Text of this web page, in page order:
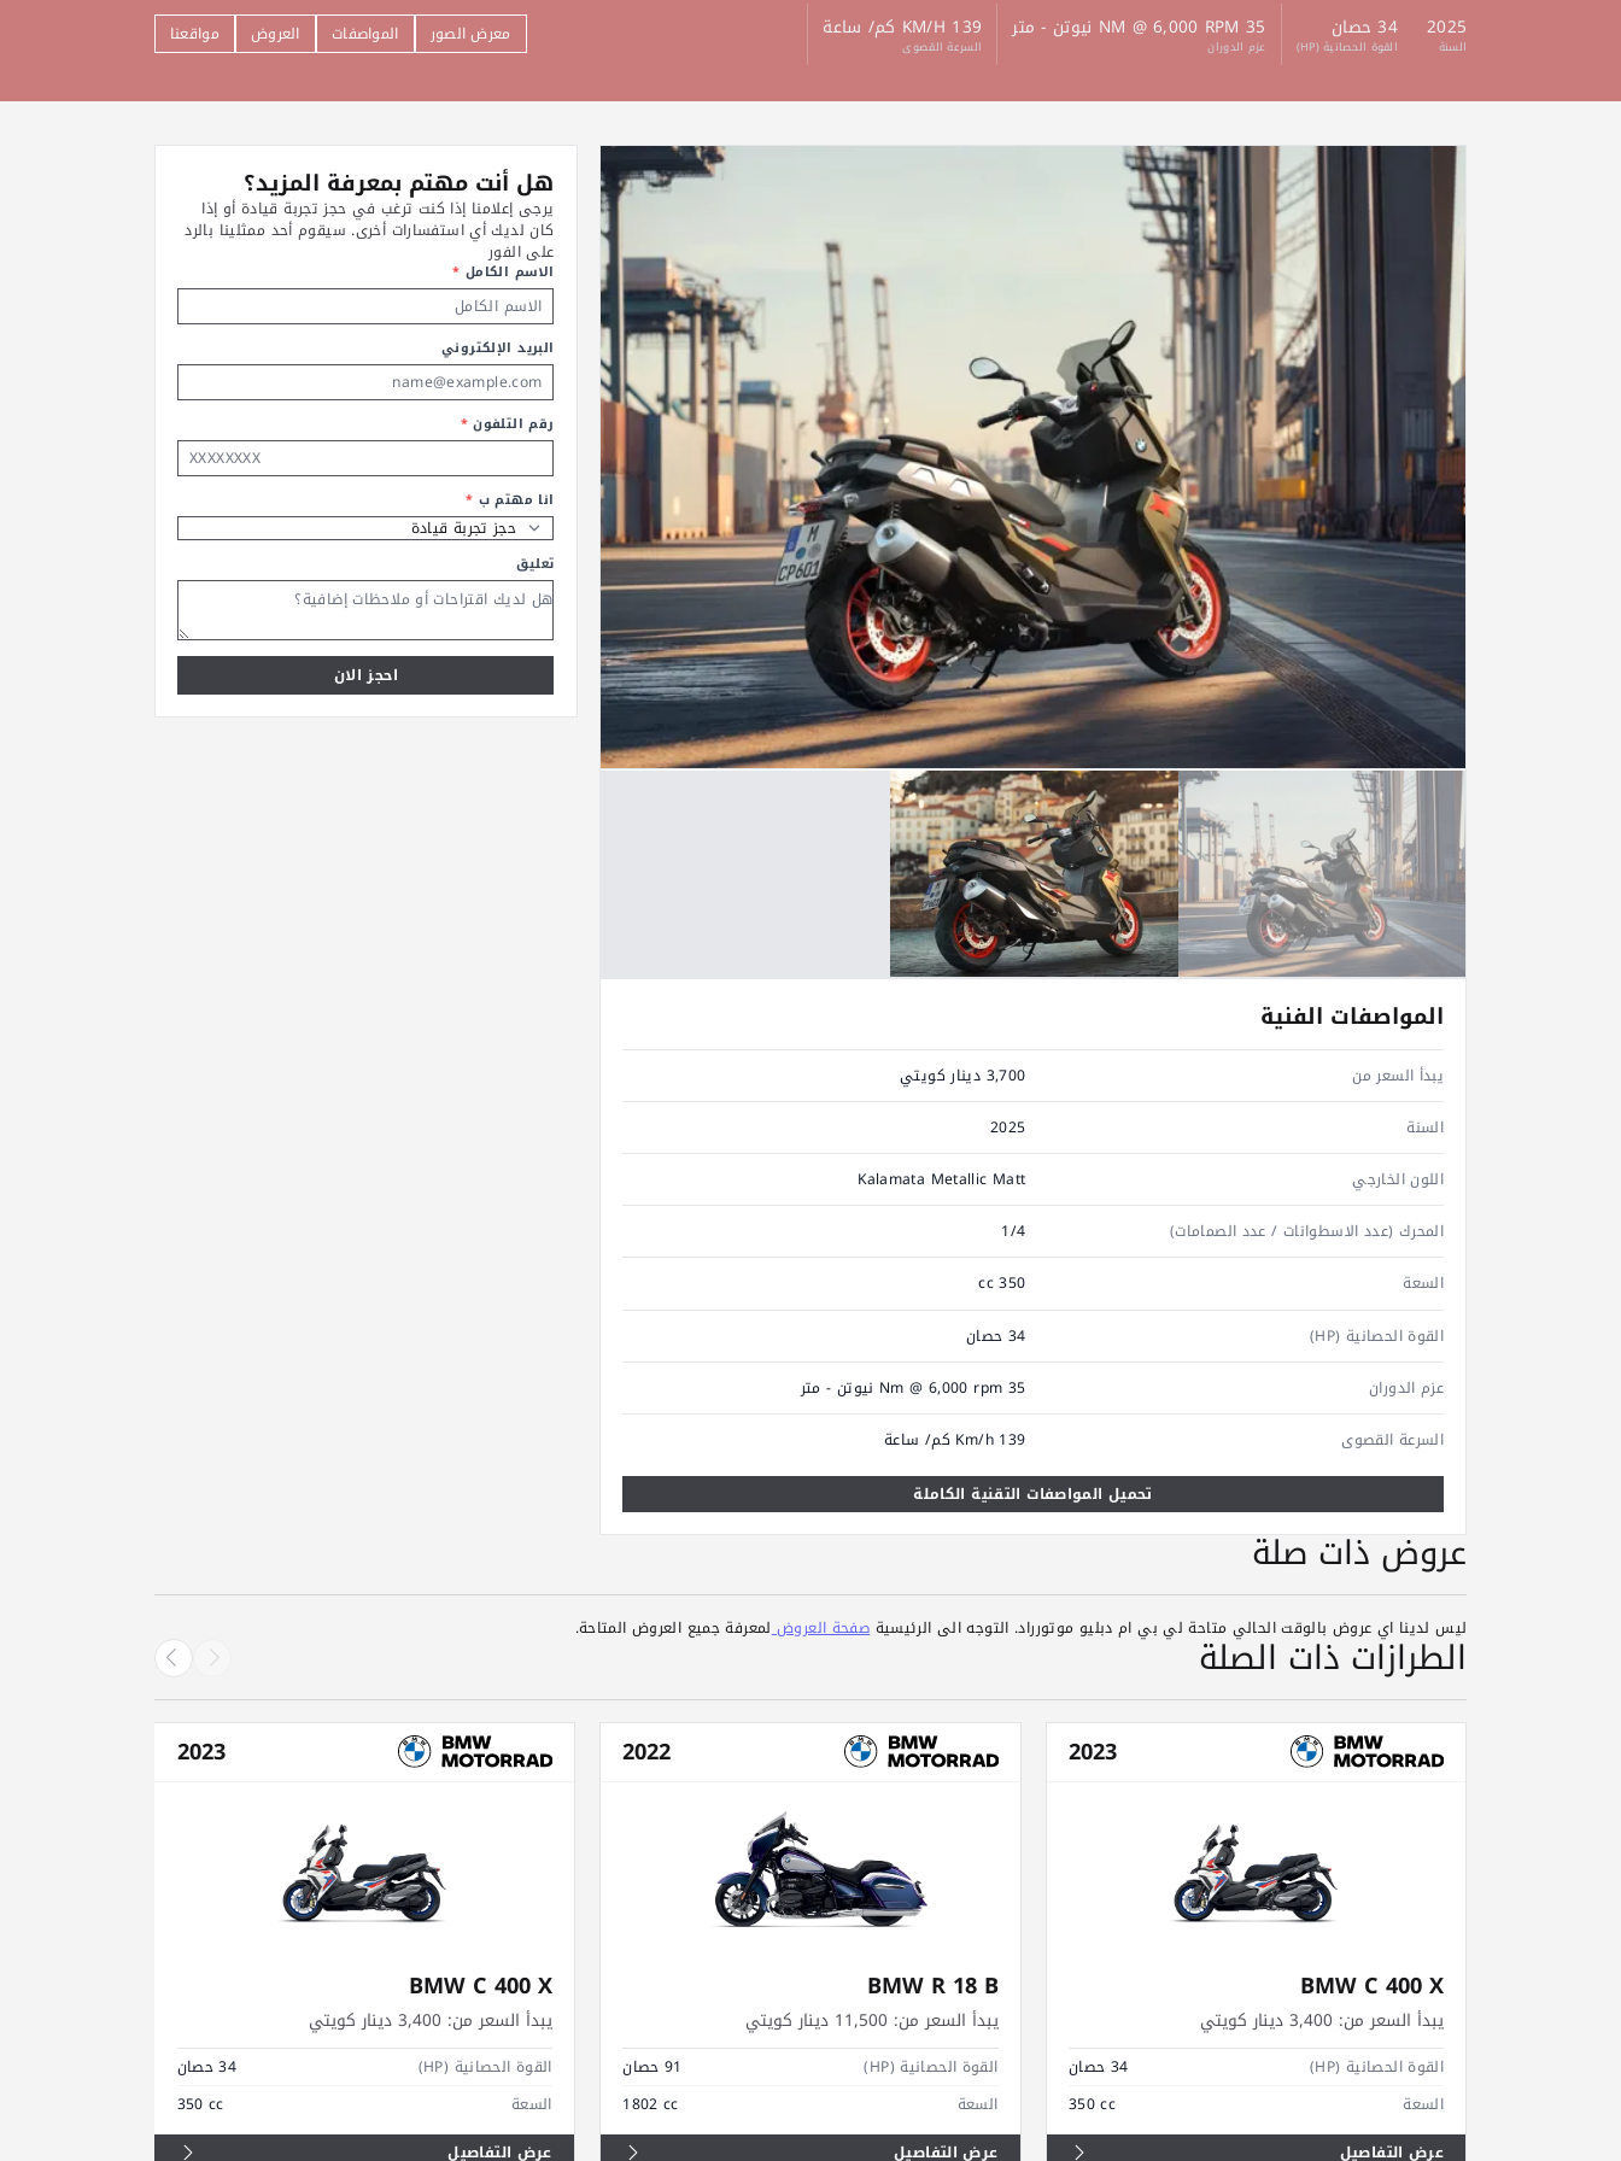
2025
السنة
34 حصان
القوة الحصانية (HP)
35 NM @ 6,000 RPM نيوتن - متر
عزم الدوران
139 KM/H كم/ ساعة
السرعة القصوى معرض الصور المواصفات العروض مواقعنا
المواصفات الفنية
يبدأ السعر من
3,700 دينار كويتي
السنة
2025
اللون الخارجي
Kalamata Metallic Matt
المحرك (عدد الاسطوانات / عدد الصمامات)
1/4
السعة
350 cc
القوة الحصانية (HP)
34 حصان
عزم الدوران
35 Nm @ 6,000 rpm نيوتن - متر
السرعة القصوى
139 Km/h كم/ ساعة
تحميل المواصفات التقنية الكاملة
هل أنت مهتم بمعرفة المزيد؟
يرجى إعلامنا إذا كنت ترغب في حجز تجربة قيادة أو إذا
كان لديك أي استفسارات أخرى. سيقوم أحد ممثلينا بالرد
على الفور
الاسم الكامل *
البريد الإلكتروني
رقم التلفون*
انا مهتم ب *
تعليق
احجز الان
عروض ذات صلة
ليس لدينا اي عروض بالوقت الحالي متاحة لي بي ام دبليو موتورراد. التوجه الى الرئيسيةصفحة العروضلمعرفة جميع العروض المتاحة. الطرازات ذات الصلة
2023
BMW C 400 X
يبدأ السعر من:
القوة الحصانية (HP)
34 حصان
السعة
350 cc
عرض التفاصيل
2022
BMW R 18 B
يبدأ السعر من:
القوة الحصانية (HP)
91 حصان
السعة
1802 cc
عرض التفاصيل
2023
BMW C 400 X
يبدأ السعر من:
القوة الحصانية (HP)
34 حصان
السعة
350 cc
عرض التفاصيل